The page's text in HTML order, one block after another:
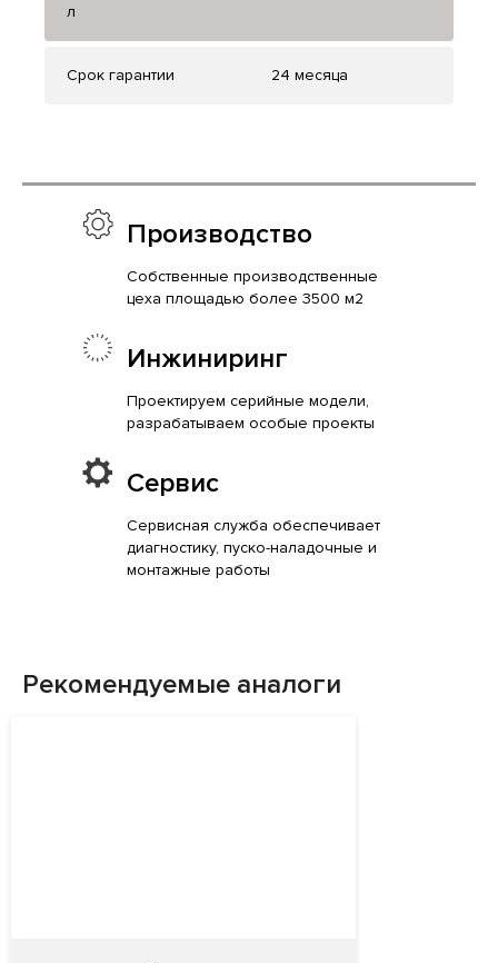
л
Срок гарантии 24 месяца
Производство
Собственные производственные
цеха площадью более 3500 м2
Инжиниринг
Проектируем серийные модели,
разрабатываем особые проекты
Сервис
Сервисная служба обеспечивает
диагностику, пуско-наладочные и
монтажные работы
Рекомендуемые аналоги